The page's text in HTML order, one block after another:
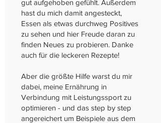
gut aufgehoben gefühlt. Außerdem
hast du mich damit angesteckt,
Essen als etwas durchweg Positives
zu sehen und hier Freude daran zu
finden Neues zu probieren. Danke
auch für die leckeren Rezepte!
Aber die größte Hilfe warst du mir
dabei, meine Ernährung in
Verbindung mit Leistungssport zu
optimieren - und das step by step
angereichert um Beispiele aus dem